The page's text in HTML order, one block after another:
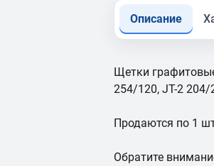
Описание
Щетки
254/120, JT-2 204/
Продаются по 1
Обратите